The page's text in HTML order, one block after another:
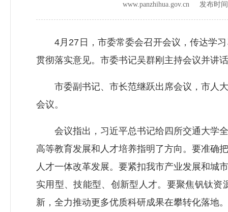
www.panzhihua.gov.cn 发布时
4月27日，市委常委会召开会议，传达学习
贯彻落实意见。市委书记吴群刚主持会议并讲
市委副书记、市长范继跃出席会议，市人大
会议。
会议指出，习近平总书记给四所交通大学全
高等教育发展和人才培养指明了方向。要准确
人才一体改革发展。要紧扣我市产业发展和城
实用型、技能型、创新型人才。要聚焦钒钛
新，全力推动更多优质科研成果在攀转化落地。